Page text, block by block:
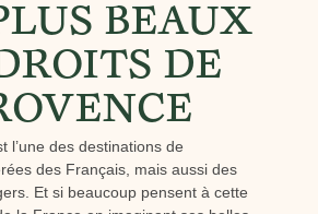
BEAUX
DE
l’une des destinations de
des Français, mais aussi des
Et si beaucoup pensent à cette